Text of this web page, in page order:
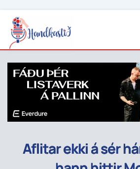
Aflitar ekki á sér